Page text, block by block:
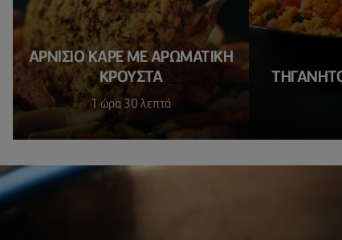
ΑΡΝΊΣΙΟ ΚΑΡΈ ΜΕ ΑΡΩΜΑΤΙΚΉ
ΚΡΟΎΣΤΑ
1 ώρα 30 λεπτά